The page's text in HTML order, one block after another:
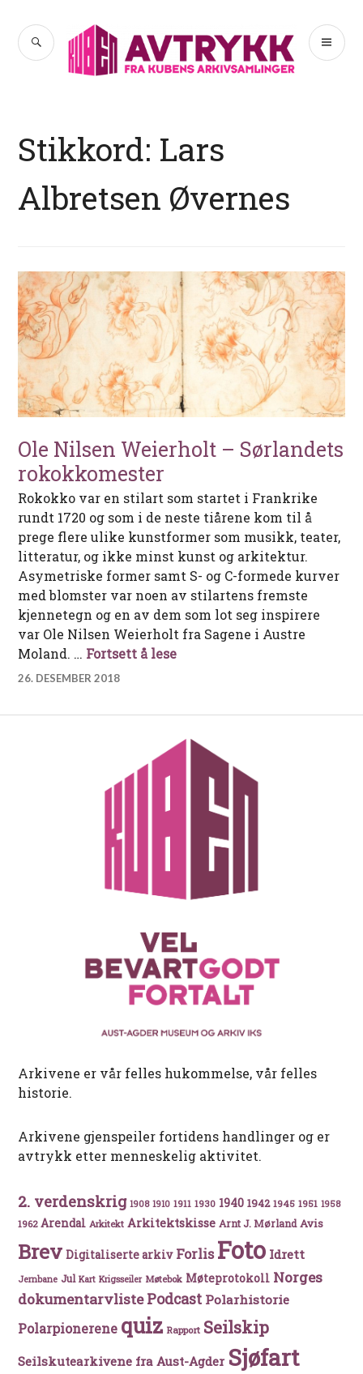
innhold
Avtrykk
SØK
Stikkord: Lars
Albretsen Øvernes
Ole Nilsen Weierholt – Sørlandets
rokokkomester
Rokokko var en stilart som startet i Frankrike
rundt 1720 og som i de neste tiårene kom til å
prege flere ulike kunstformer som musikk, teater,
litteratur, og ikke minst kunst og arkitektur.
Asymetriske former samt S- og C-formede kurver
med blomster var noen av stilartens fremste
kjennetegn og en av dem som lot seg inspirere
var Ole Nilsen Weierholt fra Sagene i Austre
Moland. … Fortsett å leseOle Nilsen Weierholt –
26. DESEMBER 2018
Arkivene er vår felles hukommelse, vår felles
historie.
Arkivene gjenspeiler fortidens handlinger og er
avtrykk etter menneskelig aktivitet.
2. verdenskrig 1908 1910 1911 1930 1940 1942 1945 1951 1958
1962 Arendal Arkitekt Arkitektskisse Arnt J. Mørland Avis
Brev Digitaliserte arkiv Forlis Foto Idrett
Jernbane Jul Kart Krigsseiler Møtebok Møteprotokoll Norges
dokumentarvlistePodcast Polarhistorie
Polarpionerene quiz Rapport Seilskip
Seilskutearkivene fra Aust-Agder Sjøfart